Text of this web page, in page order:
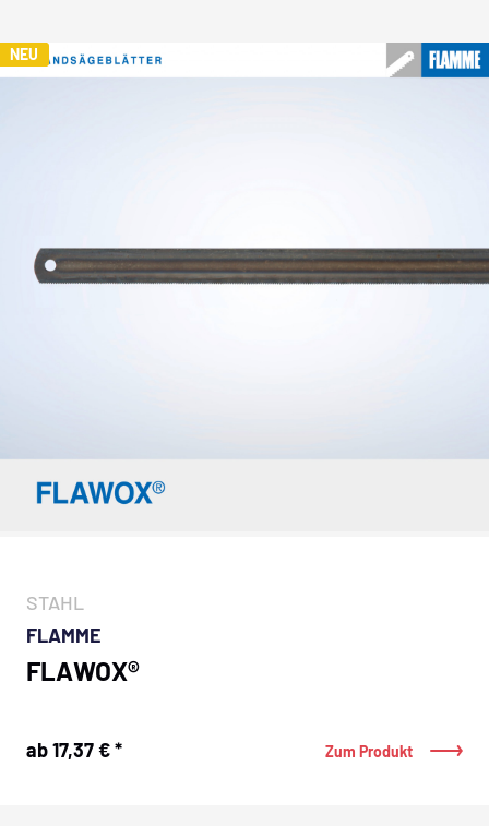
NEU
STAHL
FLAMME
FLAWOX®
ab 17,37 € * Zum Produkt